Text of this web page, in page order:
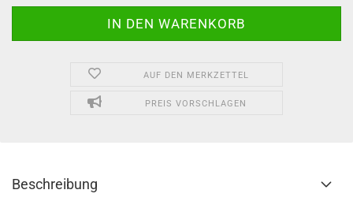
AUF DEN MERKZETTEL
PREIS VORSCHLAGEN
Beschreibung